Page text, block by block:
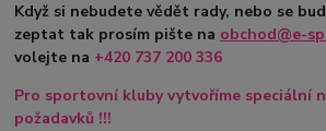
Když si nebudete vědět rady, nebo se
zeptat tak prosím pište na obchod@e-
volejte na +420 737 200 336
Pro sportovní kluby vytvoříme speciální
požadavků !!!